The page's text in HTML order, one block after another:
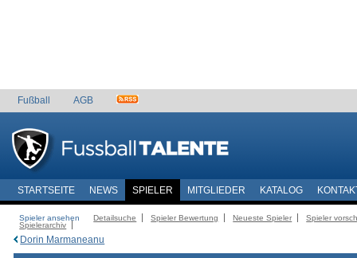
Fußball AGB
STARTSEITE NEWS SPIELER MITGLIEDER KATALOG
Spieler ansehen Detailsuche Spieler Bewertung Neueste Spieler
Spieler
Spielerarchiv
Dorin Marmaneanu